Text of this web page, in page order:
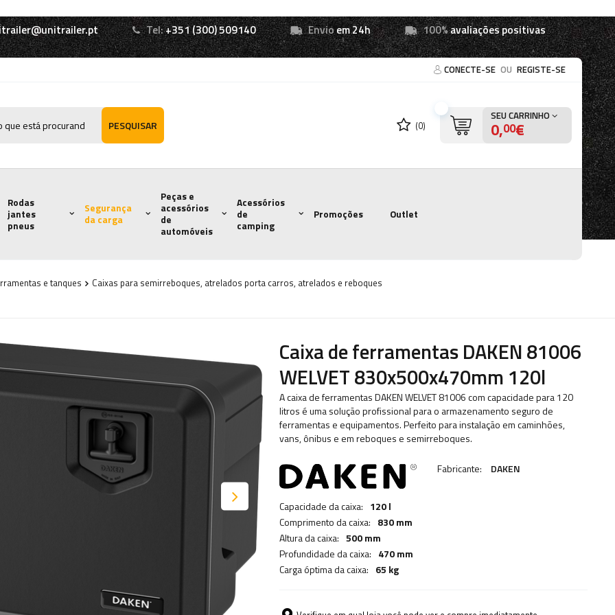
Tel:+351 (300) 509140 Envioem 24h 100%avaliações positivas
CONECTE-SE OU REGISTE-SE
PESQUISAR (0)
SEU CARRINHO
0,00€
Rodas
jantes
pneus
Segurança
da carga
Peças e
acessórios
de
automóveis
Acessórios
de
camping
Promoções Outlet
e tanques Caixas para semirreboques, atrelados porta carros, atrelados e reboques
Caixa de ferramentas DAKEN 81006
WELVET 830x500x470mm 120l
A caixa de ferramentas DAKEN WELVET 81006 com capacidade para 120
litros é uma solução profissional para o armazenamento seguro de
ferramentas e equipamentos. Perfeito para instalação em caminhões,
vans, ônibus e em reboques e semirreboques.
Fabricante: DAKEN
Capacidade da caixa: 120 l
Comprimento da caixa: 830 mm
Altura da caixa: 500 mm
Profundidade da caixa: 470 mm
Carga óptima da caixa: 65 kg